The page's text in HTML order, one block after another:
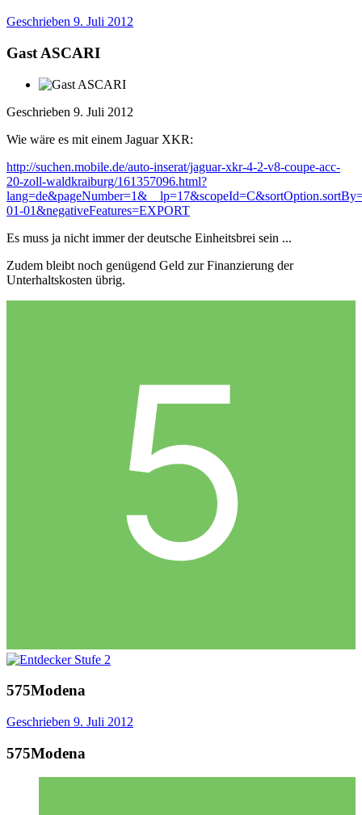
Geschrieben 9. Juli 2012
Gast ASCARI
Geschrieben 9. Juli 2012
Wie wäre es mit einem Jaguar XKR:
http://suchen.mobile.de/auto-inserat/jaguar-xkr-4-2-v8-coupe-acc-
20-zoll-waldkraiburg/161357096.html?
01-01&negativeFeatures=EXPORT
Es muss ja nicht immer der deutsche Einheitsbrei sein ...
Zudem bleibt noch genügend Geld zur Finanzierung der
Unterhaltskosten übrig.
575Modena
Geschrieben 9. Juli 2012
575Modena